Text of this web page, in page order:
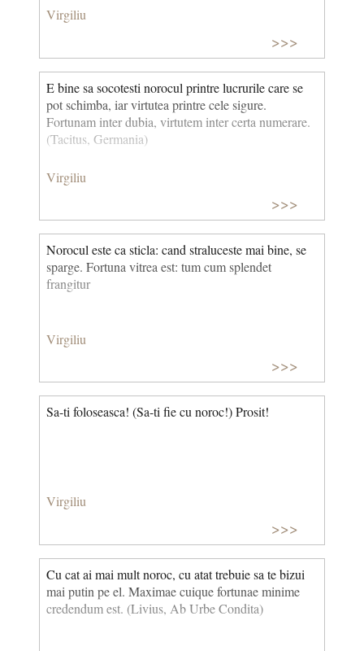
Virgiliu
>>>
E bine sa socotesti norocul printre lucrurile care se
pot schimba, iar virtutea printre cele sigure.
Fortunam inter dubia, virtutem inter certa numerare.
(Tacitus, Germania)
Virgiliu
>>>
Norocul este ca sticla: cand straluceste mai bine, se
sparge. Fortuna vitrea est: tum cum splendet
frangitur
Virgiliu
>>>
Sa-ti foloseasca! (Sa-ti fie cu noroc!) Prosit!
Virgiliu
>>>
Cu cat ai mai mult noroc, cu atat trebuie sa te bizui
mai putin pe el. Maximae cuique fortunae minime
credendum est. (Livius, Ab Urbe Condita)